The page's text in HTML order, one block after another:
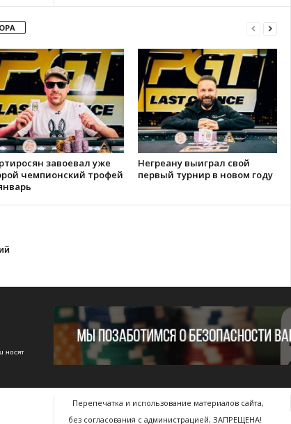
завоевал уже
чемпионский трофей
Негреану выиграл свой
первый турнир в новом году
носят
Перепечатка и использование материалов сайта,
без согласования с администрацией, ЗАПРЕЩЕНА!